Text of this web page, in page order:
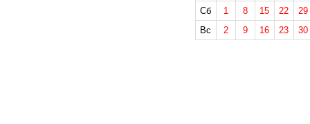
Сб
1 8 15 22
29
Вс
2 9 16 23 30